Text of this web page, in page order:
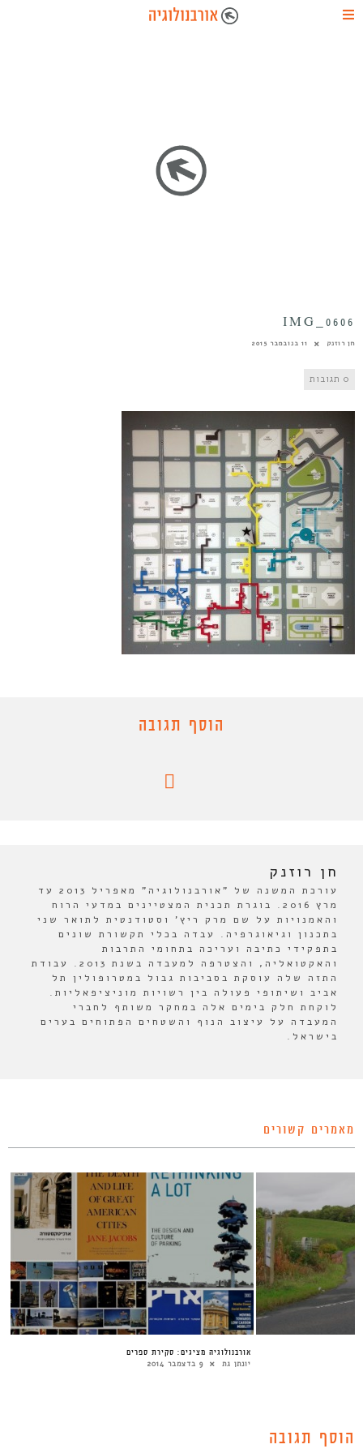
IMG_0606
חן רוזנק 11 בנובמבר 2015
0 תגובות
הוסף תגובה
חן רוזנק
עורכת המשנה של "אורבנולוגיה" מאפריל 2013 עד
מרץ 2016. בוגרת תכנית המצטיינים במדעי הרוח
והאמנויות על שם מרק ריץ' וסטודנטית לתואר שני
בתכנון וגיאוגרפיה. עבדה בכלי תקשורת שונים
בתפקידי כתיבה ועריכה בתחומי התרבות
והאקטואליה, והצטרפה למעבדה בשנת 2013. עבודת
התזה שלה עוסקת בסביבות גבול במטרופולין תל
אביב ושיתופי פעולה בין רשויות מוניציפאליות.
לוקחת חלק בימים אלה במחקר משותף לחברי
המעבדה על עיצוב הנוף והשטחים הפתוחים בערים
בישראל.
מאמרים קשורים
אורבנולוגיה מציגים: סקירת ספרים
יונתן גת 9 בדצמבר 2014
הוסף תגובה